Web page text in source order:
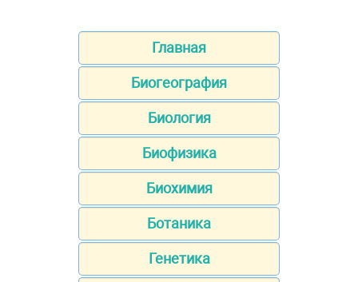
Главная
Биогеография
Биология
Биофизика
Биохимия
Ботаника
Генетика